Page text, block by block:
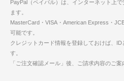
PayPal（ペイパル）は、インターネット上
ます。
MasterCard・VISA・American Express・
可能です。
クレジットカード情報を登録しておけば、
す。
「ご注文確認メール」後、ご請求内容のご案